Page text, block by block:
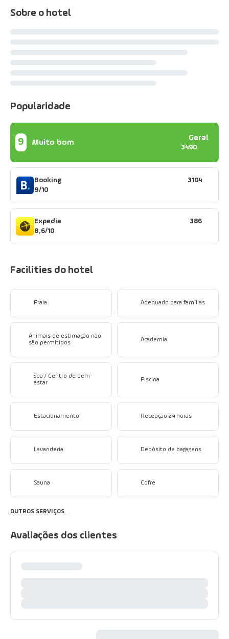
Sobre o hotel
Popularidade
9 Muito bom
Geral
3490
Booking
9/10
3104
Expedia
8,6/10
386
Facilities do hotel
Praia Adequado para famílias
Animais de estimação não
são permitidos
Academia
Spa / Centro de bem-
estar
Piscina
Estacionamento Recepção 24 horas
Lavanderia Depósito de bagagens
Sauna Cofre
OUTROS SERVIÇOS
Avaliações dos clientes